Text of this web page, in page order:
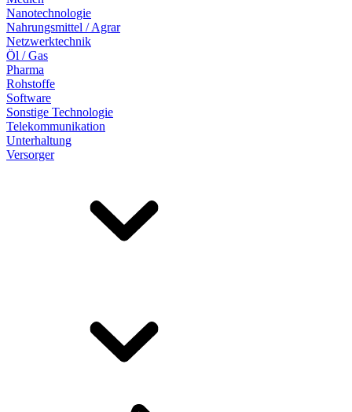
Nanotechnologie
Nahrungsmittel / Agrar
Netzwerktechnik
Öl / Gas
Pharma
Rohstoffe
Software
Sonstige Technologie
Telekommunikation
Unterhaltung
Versorger